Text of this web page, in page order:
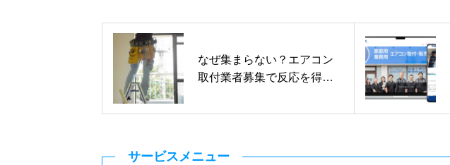
なぜ集まらない？エアコン
取付業者募集で反応を得る
サービスメニュー